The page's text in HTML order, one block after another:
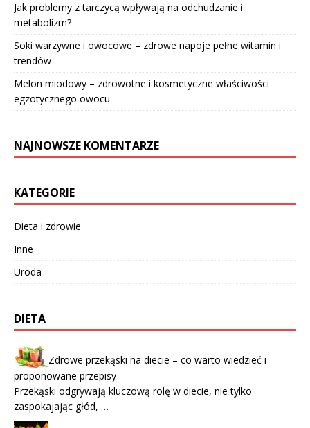
Jak problemy z tarczycą wpływają na odchudzanie i
metabolizm?
Soki warzywne i owocowe – zdrowe napoje pełne witamin i
trendów
Melon miodowy – zdrowotne i kosmetyczne właściwości
egzotycznego owocu
NAJNOWSZE KOMENTARZE
KATEGORIE
Dieta i zdrowie
Inne
Uroda
DIETA
Zdrowe przekąski na diecie – co warto wiedzieć i
proponowane przepisy
Przekąski odgrywają kluczową rolę w diecie, nie tylko
zaspokajając głód, …